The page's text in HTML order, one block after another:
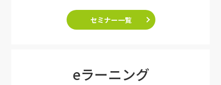
セミナー一覧
eラーニング